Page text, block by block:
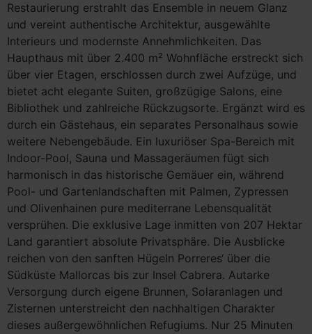
Restaurierung erstrahlt das Ensemble in neuem Glanz
und vereint authentische Architektur, ausgewählte
Interieurs und modernste Annehmlichkeiten. Das
Haupthaus mit über 2.400 m² Wohnfläche erstreckt sich
über vier Etagen, erschlossen durch zwei Aufzüge, und
bietet acht elegante Suiten, großzügige Salons, eine
Bibliothek und zahlreiche Rückzugsorte. Ergänzt wird es
durch ein Gästehaus, ein separates Personalhaus sowie
weitere Nebengebäude. Ein luxuriöser Spa-Bereich mit
Indoor-Pool, Sauna und Massageräumen fügt sich
harmonisch in das historische Gemäuer ein, während
Pool- und Gartenlandschaften mit Palmen, Zypressen
und Olivenhainen pure mediterrane Lebensqualität
versprühen. Die exklusive Lage inmitten von 207 Hektar
Land garantiert absolute Privatsphäre. Die Ausblicke
reichen von den sanften Hügeln Porreres‘ über die
Südküste Mallorcas bis zur Insel Cabrera. Autarke
Versorgung durch eigene Brunnen, Solaranlagen und
Zisternen unterstreicht den nachhaltigen Charakter
dieses außergewöhnlichen Refugiums. Nur 25 Minuten